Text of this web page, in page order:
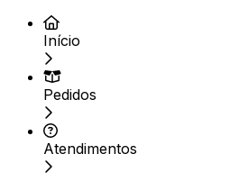
Início
Pedidos
Atendimentos